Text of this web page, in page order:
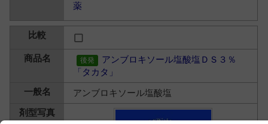
薬
アンブロキソール塩酸塩ＤＳ３％
「タカタ」
アンブロキソール塩酸塩